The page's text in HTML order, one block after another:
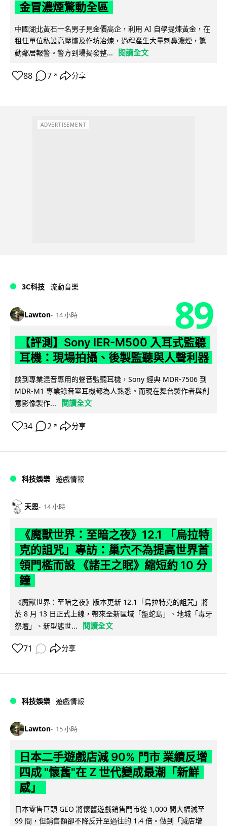
金冒濃煙驚動全區
中國湖北黃石一名男子見金價高企，利用 AI 自學提煉黃金，在
租住單位私設高壓爐及作坊冶煉，過程產生大量刺鼻濃煙，驚
動鄰居報警。警方到場揭發整...
閱讀全文
88 7 ↗ 分享
ADVERTISEMENT
3C科技 流動音樂
Lawton 14 小時 89
【評測】Sony IER-M500 入耳式監聽
耳機：現場拍攝、後製監聽與人聲利器
談到專業混音專用的聲音監聽耳機，Sony 經典 MDR-7506 到
MDR-M1 專業錄音室耳機都為人熟悉。而現在舞台製作者與創
意影像製作...
閱讀全文
34 2 ↗ 分享
科技娛樂 遊戲情報
天恩 14 小時
《魔獸世界：至暗之夜》12.1 「烏拉特
克的詛咒」專訪：巢穴不為提高世界首
領門檻而設 《諸王之眠》縮短約 10 分
鐘
《魔獸世界：至暗之夜》版本更新 12.1「烏拉特克的詛咒」將
於 8 月 13 日正式上線，帶來全新區域「盤蛇島」、地城「毒牙
祭壇」、新型態世...
閱讀全文
71 分享
科技娛樂 遊戲情報
Lawton 15 小時
日本二手遊戲店減 90% 門市 業績反增
四成 "懷舊"在 Z 世代變成最潮「新鮮
感」
日本零售巨頭 GEO 將懷舊遊戲銷售門市從 1,000 間大幅減至
99 間，但銷售額卻不降反升至過往的 1.4 倍。做到「減店增